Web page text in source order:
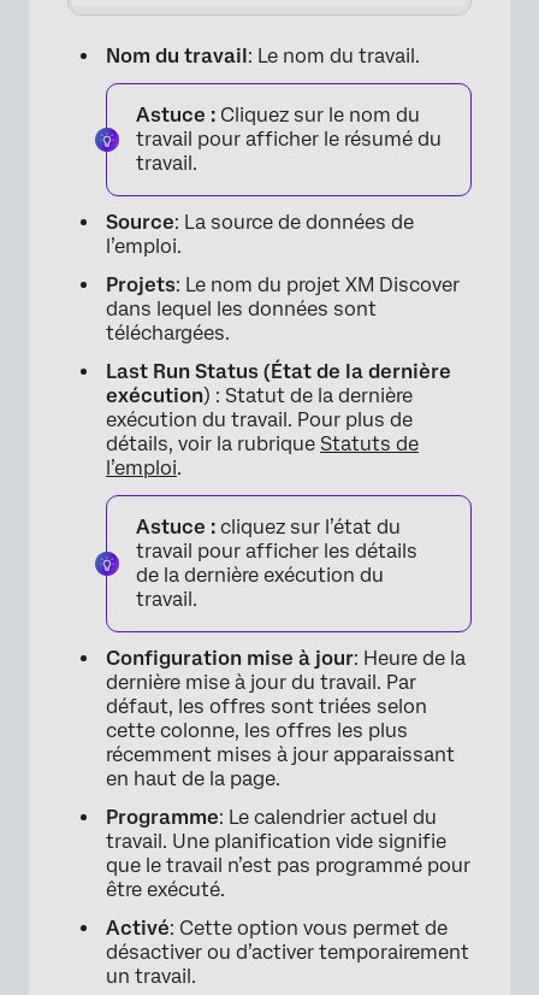
×
Nom du travail : Le nom du travail.
Astuce : Cliquez sur le nom du
travail pour afficher le résumé du
travail.
Source: La source de données de
l’emploi.
Projets: Le nom du projet XM Discover
dans lequel les données sont
téléchargées.
Last Run Status (État de la dernière
exécution) : Statut de la dernière
exécution du travail. Pour plus de
détails, voir la rubrique Statuts de
l’emploi.
Astuce : cliquez sur l’état du
travail pour afficher les détails
de la dernière exécution du
travail.
Configuration mise à jour: Heure de la
dernière mise à jour du travail. Par
défaut, les offres sont triées selon
cette colonne, les offres les plus
récemment mises à jour apparaissant
en haut de la page.
Programme: Le calendrier actuel du
travail. Une planification vide signifie
que le travail n’est pas programmé pour
être exécuté.
Activé: Cette option vous permet de
désactiver ou d’activer temporairement
un travail.